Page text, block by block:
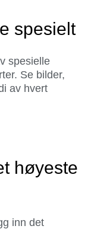
spesielt
spesielle
Se bilder,
av hvert
høyeste
inn det